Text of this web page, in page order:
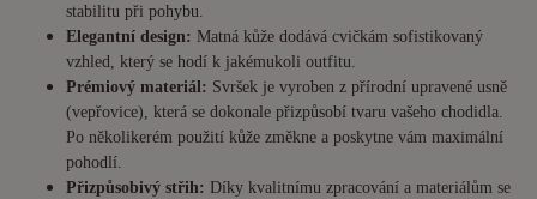
stabilitu při pohybu.
Elegantní design: Matná kůže dodává cvičkám sofistikovaný
vzhled, který se hodí k jakémukoli outfitu.
Prémiový materiál: Svršek je vyroben z přírodní upravené usně
(vepřovice), která se dokonale přizpůsobí tvaru vašeho chodidla.
Po několikerém použití kůže změkne a poskytne vám maximální
pohodlí.
Přizpůsobivý střih: Díky kvalitnímu zpracování a materiálům se